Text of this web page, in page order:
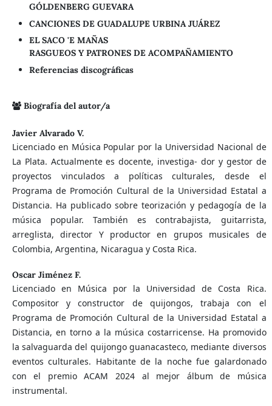
GÓLDENBERG GUEVARA
CANCIONES DE GUADALUPE URBINA JUÁREZ
EL SACO 'E MAÑAS
RASGUEOS Y PATRONES DE ACOMPAÑAMIENTO
Referencias discográficas
Biografía del autor/a
Javier Alvarado V.
Licenciado en Música Popular por la Universidad Nacional de
La Plata. Actualmente es docente, investiga- dor y gestor de
proyectos vinculados a políticas culturales, desde el
Programa de Promoción Cultural de la Universidad Estatal a
Distancia. Ha publicado sobre teorización y pedagogía de la
música popular. También es contrabajista, guitarrista,
arreglista, director Y productor en grupos musicales de
Colombia, Argentina, Nicaragua y Costa Rica.
Oscar Jiménez F.
Licenciado en Música por la Universidad de Costa Rica.
Compositor y constructor de quijongos, trabaja con el
Programa de Promoción Cultural de la Universidad Estatal a
Distancia, en torno a la música costarricense. Ha promovido
la salvaguarda del quijongo guanacasteco, mediante diversos
eventos culturales. Habitante de la noche fue galardonado
con el premio ACAM 2024 al mejor álbum de música
instrumental.